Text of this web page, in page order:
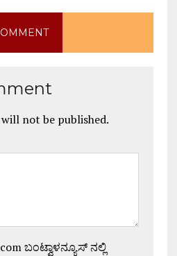
not be published.
ಬಂಟ್ವಾಳನ್ಯೂಸ್ ನಲ್ಲಿ